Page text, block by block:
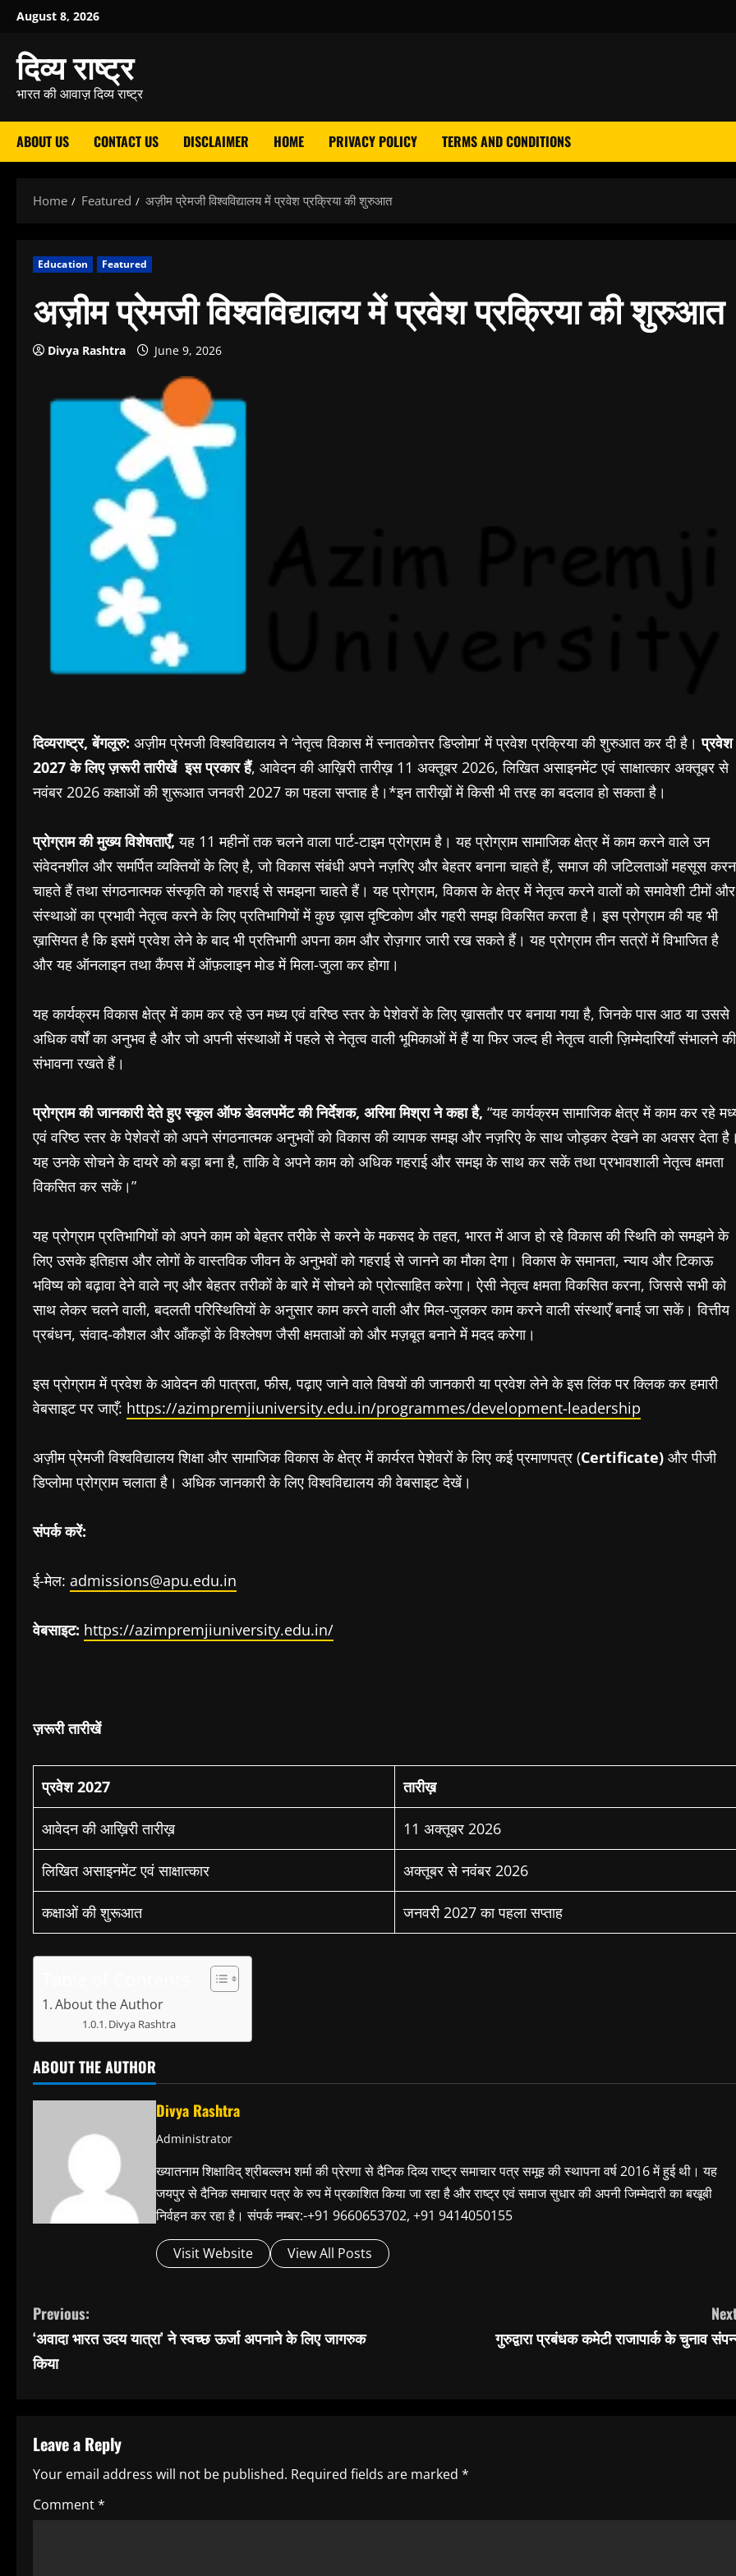
Skip
content
August 8, 2026
दिव्य राष्ट्र
भारत की आवाज़ दिव्य राष्ट्र
ABOUT US CONTACT US DISCLAIMER HOME PRIVACY POLICY TERMS AND CONDITIONS
Home Featured अज़ीम प्रेमजी विश्वविद्यालय में प्रवेश प्रक्रिया की शुरुआत
Education Featured
अज़ीम प्रेमजी विश्वविद्यालय में प्रवेश प्रक्रिया की शुरुआत
Divya Rashtra June 9, 2026
दिव्यराष्ट्र, बेंगलूरु: अज़ीम प्रेमजी विश्वविद्यालय ने ‘नेतृत्व विकास में स्नातकोत्तर डिप्लोमा’ में प्रवेश प्रक्रिया की शुरुआत कर दी है।प्रवेश
2027 के लिए ज़रूरी तारीखें इस प्रकार हैं, आवेदन की आख़िरी तारीख़ 11 अक्तूबर 2026, लिखित असाइनमेंट एवं साक्षात्कार अक्तूबर से
नवंबर 2026 कक्षाओं की शुरूआत जनवरी 2027 का पहला सप्ताह है।*इन तारीख़ों में किसी भी तरह का बदलाव हो सकता है।
प्रोग्राम की मुख्य विशेषताएँ,यह 11 महीनों तक चलने वाला पार्ट-टाइम प्रोग्राम है। यह प्रोग्राम सामाजिक क्षेत्र में काम करने वाले उन
संवेदनशील और समर्पित व्यक्तियों के लिए है, जो विकास संबंधी अपने नज़रिए और बेहतर बनाना चाहते हैं, समाज की जटिलताओं महसूस
चाहते हैं तथा संगठनात्मक संस्कृति को गहराई से समझना चाहते हैं। यह प्रोग्राम, विकास के क्षेत्र में नेतृत्व करने वालों को समावेशी टीमों और
संस्थाओं का प्रभावी नेतृत्व करने के लिए प्रतिभागियों में कुछ ख़ास दृष्टिकोण और गहरी समझ विकसित करता है। इस प्रोग्राम की यह भी
ख़ासियत है कि इसमें प्रवेश लेने के बाद भी प्रतिभागी अपना काम और रोज़गार जारी रख सकते हैं। यह प्रोग्राम तीन सत्रों में विभाजित है
और यह ऑनलाइन तथा कैंपस में ऑफ़लाइन मोड में मिला-जुला कर होगा।
यह कार्यक्रम विकास क्षेत्र में काम कर रहे उन मध्य एवं वरिष्ठ स्तर के पेशेवरों के लिए ख़ासतौर पर बनाया गया है, जिनके पास आठ या उससे
अधिक वर्षों का अनुभव है और जो अपनी संस्थाओं में पहले से नेतृत्व वाली भूमिकाओं में हैं या फिर जल्द ही नेतृत्व वाली ज़िम्मेदारियाँ संभालने की
संभावना रखते हैं।
प्रोग्राम की जानकारी देते हुए स्कूल ऑफ डेवलपमेंट की निर्देशक, अरिमा मिश्रा ने कहा है, “यह कार्यक्रम सामाजिक क्षेत्र में काम कर रहे
एवं वरिष्ठ स्तर के पेशेवरों को अपने संगठनात्मक अनुभवों को विकास की व्यापक समझ और नज़रिए के साथ जोड़कर देखने का अवसर देता
यह उनके सोचने के दायरे को बड़ा बना है, ताकि वे अपने काम को अधिक गहराई और समझ के साथ कर सकें तथा प्रभावशाली नेतृत्व क्षमता
विकसित कर सकें।”
यह प्रोग्राम प्रतिभागियों को अपने काम को बेहतर तरीके से करने के मकसद के तहत, भारत में आज हो रहे विकास की स्थिति को समझने के
लिए उसके इतिहास और लोगों के वास्तविक जीवन के अनुभवों को गहराई से जानने का मौका देगा। विकास के समानता, न्याय और टिकाऊ
भविष्य को बढ़ावा देने वाले नए और बेहतर तरीकों के बारे में सोचने को प्रोत्साहित करेगा। ऐसी नेतृत्व क्षमता विकसित करना, जिससे सभी को
साथ लेकर चलने वाली, बदलती परिस्थितियों के अनुसार काम करने वाली और मिल-जुलकर काम करने वाली संस्थाएँ बनाई जा सकें। वित्तीय
प्रबंधन, संवाद-कौशल और आँकड़ों के विश्लेषण जैसी क्षमताओं को और मज़बूत बनाने में मदद करेगा।
इस प्रोग्राम में प्रवेश के आवेदन की पात्रता, फीस, पढ़ाए जाने वाले विषयों की जानकारी या प्रवेश लेने के इस लिंक पर क्लिक कर हमारी
वेबसाइट पर जाएँ: https://azimpremjiuniversity.edu.in/programmes/development-leadership
अज़ीम प्रेमजी विश्वविद्यालय शिक्षा और सामाजिक विकास के क्षेत्र में कार्यरत पेशेवरों के लिए कई प्रमाणपत्र (Certificate) और पीजी
डिप्लोमा प्रोग्राम चलाता है। अधिक जानकारी के लिए विश्वविद्यालय की वेबसाइट देखें।
संपर्क करें:
ई-मेल: admissions@apu.edu.in
वेबसाइट: https://azimpremjiuniversity.edu.in/
ज़रूरी तारीखें
प्रवेश 2027 तारीख़
आवेदन की आख़िरी तारीख़ 11 अक्तूबर 2026
लिखित असाइनमेंट एवं साक्षात्कार अक्तूबर से नवंबर 2026
कक्षाओं की शुरूआत जनवरी 2027 का पहला सप्ताह
About the Author
Divya Rashtra
ABOUT THE AUTHOR
Divya Rashtra
Administrator
ख्यातनाम शिक्षाविद् श्रीबल्लभ शर्मा की प्रेरणा से दैनिक दिव्य राष्ट्र समाचार पत्र समूह की स्थापना वर्ष 2016 में हुई थी। यह
जयपुर से दैनिक समाचार पत्र के रुप में प्रकाशित किया जा रहा है और राष्ट्र एवं समाज सुधार की अपनी जिम्मेदारी का बखूबी
निर्वहन कर रहा है। संपर्क नम्बर:-+91 9660653702, +91 9414050155
Visit Website View All Posts
C
o
i
n
u
Previous:
‘अवादा भारत उदय यात्रा’ ने स्वच्छ ऊर्जा अपनाने के लिए जागरुक
किया
गुरुद्वारा प्रबंधक कमेटी राजापार्क के चुनाव
Leave a Reply
Your email address will not be published. Required fields are marked *
Comment*